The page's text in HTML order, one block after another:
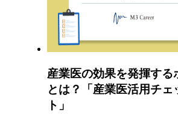
産業医の効果を発揮する
とは？「産業医活用チェ
ト」